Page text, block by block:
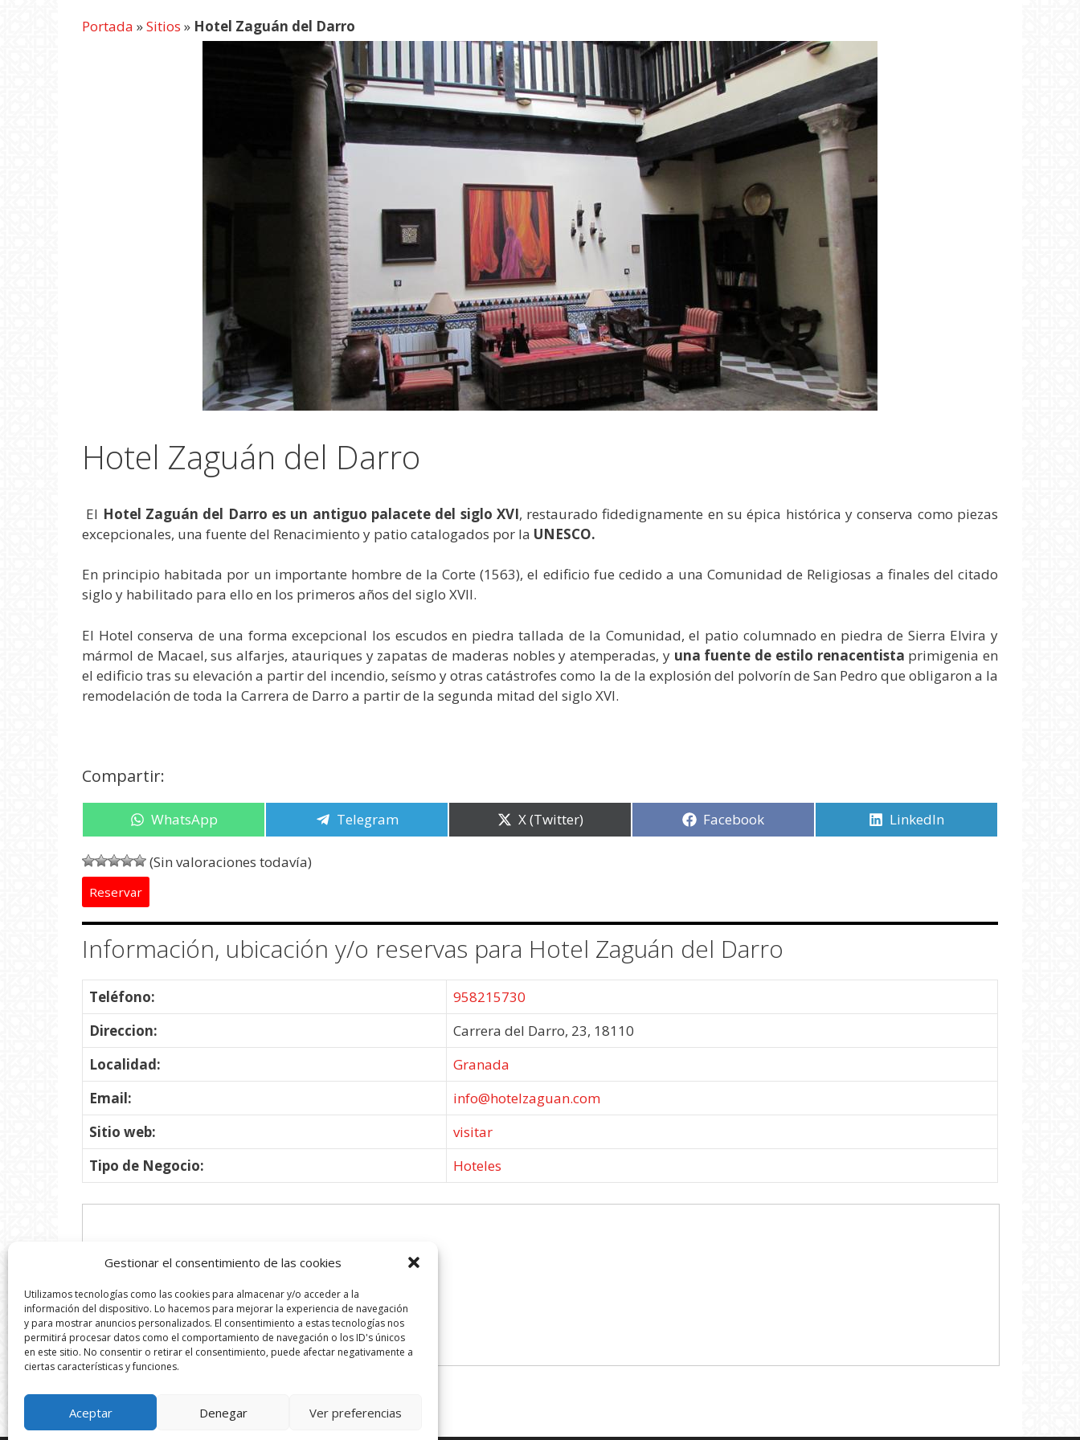
Gestionar el consentimiento de las cookies
Utilizamos tecnologías como las cookies para almacenar y/o acceder a la
información del dispositivo. Lo hacemos para mejorar la experiencia de navegación
y para mostrar anuncios personalizados. El consentimiento a estas tecnologías nos
permitirá procesar datos como el comportamiento de navegación o los ID's únicos
en este sitio. No consentir o retirar el consentimiento, puede afectar negativamente a
ciertas características y funciones.
Aceptar Denegar Ver preferencias
Portada »Sitios » Hotel Zaguán del Darro
Hotel Zaguán del Darro
El Hotel Zaguán del Darro es un antiguo palacete del siglo XVI, restaurado fidedignamente en su épica histórica y conserva como piezas
excepcionales, una fuente del Renacimiento y patio catalogados por la UNESCO.
En principio habitada por un importante hombre de la Corte (1563), el edificio fue cedido a una Comunidad de Religiosas a finales del citado
siglo y habilitado para ello en los primeros años del siglo XVII.
El Hotel conserva de una forma excepcional los escudos en piedra tallada de la Comunidad, el patio columnado en piedra de Sierra Elvira y
mármol de Macael, sus alfarjes, atauriques y zapatas de maderas nobles y atemperadas, yuna fuente de estilo renacentista primigenia en
el edificio tras su elevación a partir del incendio, seísmo y otras catástrofes como la de la explosión del polvorín de San Pedro que obligaron a la
remodelación de toda la Carrera de Darro a partir de la segunda mitad del siglo XVI.
Compartir:
Compartir
en
WhatsApp Compartir
en
Telegram Compartir
en
X (Twitter) Compartir
en
Facebook Compartir
en
LinkedIn
(Sin valoraciones todavía)
Reservar
Información, ubicación y/o reservas para Hotel Zaguán del Darro
Teléfono:
958215730
Direccion:
Carrera del Darro, 23, 18110
Localidad:
Granada
Email:
info@hotelzaguan.com
Sitio web:
visitar
Tipo de Negocio:
Hoteles